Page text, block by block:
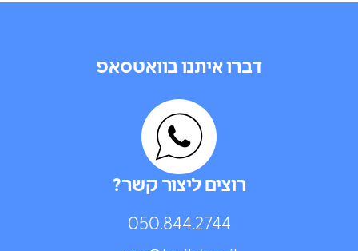
דברו איתנו בוואטסאפ
רוצים ליצור קשר?
050.844.2744⁩